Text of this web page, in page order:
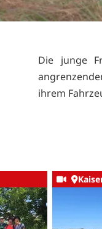
Die junge
ihrem